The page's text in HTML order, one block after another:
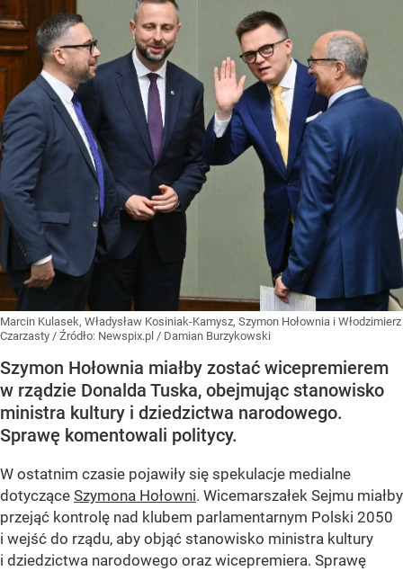
Marcin Kulasek, Władysław Kosiniak-Kamysz, Szymon Hołownia i Włodzimierz
Czarzasty / Źródło: Newspix.pl / Damian Burzykowski
Szymon Hołownia miałby zostać wicepremierem
w rządzie Donalda Tuska, obejmując stanowisko
ministra kultury i dziedzictwa narodowego.
Sprawę komentowali politycy.
W ostatnim czasie pojawiły się spekulacje medialne
dotyczące Szymona Hołowni. Wicemarszałek Sejmu miałby
przejąć kontrolę nad klubem parlamentarnym Polski 2050
i wejść do rządu, aby objąć stanowisko ministra kultury
i dziedzictwa narodowego oraz wicepremiera. Sprawę